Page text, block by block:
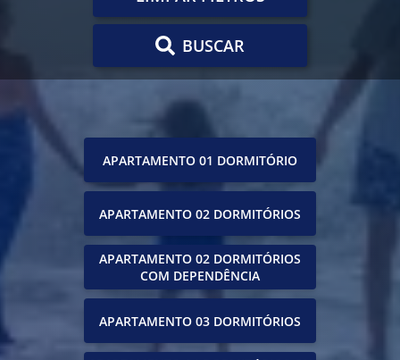
BUSCAR
APARTAMENTO 01 DORMITÓRIO
APARTAMENTO 02 DORMITÓRIOS
APARTAMENTO 02 DORMITÓRIOS
COM DEPENDÊNCIA
APARTAMENTO 03 DORMITÓRIOS